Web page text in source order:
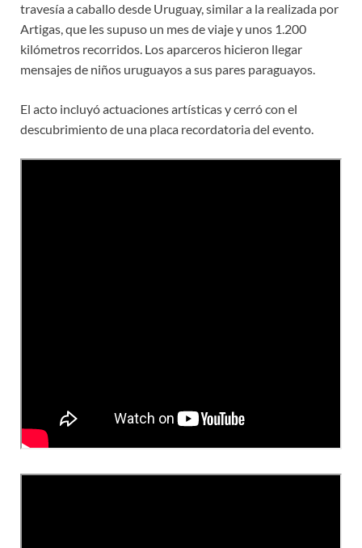
travesía a caballo desde Uruguay, similar a la realizada por
Artigas, que les supuso un mes de viaje y unos 1.200
kilómetros recorridos. Los aparceros hicieron llegar
mensajes de niños uruguayos a sus pares paraguayos.
El acto incluyó actuaciones artísticas y cerró con el
descubrimiento de una placa recordatoria del evento.